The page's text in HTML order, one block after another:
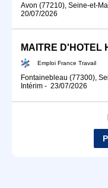
Avon (77210), Seine-et-
20/07/2026
MAITRE D'HOTEL
Emploi France Travail
Fontainebleau (77300),
Intérim - 23/07/2026